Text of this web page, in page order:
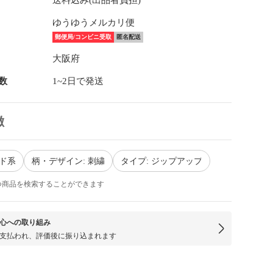
ゆうゆうメルカリ便
郵便局/コンビニ受取 匿名配送
大阪府
1~2日で発送
系 柄・デザイン: 刺繍 タイプ: ジップアップ
品を検索することができます
への取り組み
払われ、評価後に振り込まれます